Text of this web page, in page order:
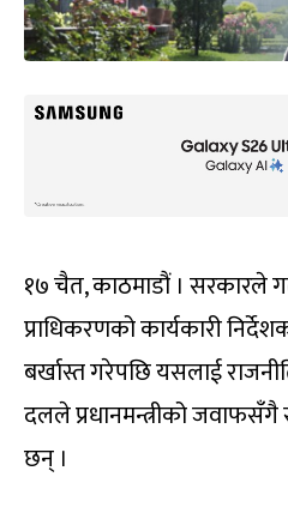
१७ चैत, काठमाडौं । सरकारले
प्राधिकरणको कार्यकारी
बर्खास्त गरेपछि यसलाई
दलले प्रधानमन्त्रीको
छन् ।